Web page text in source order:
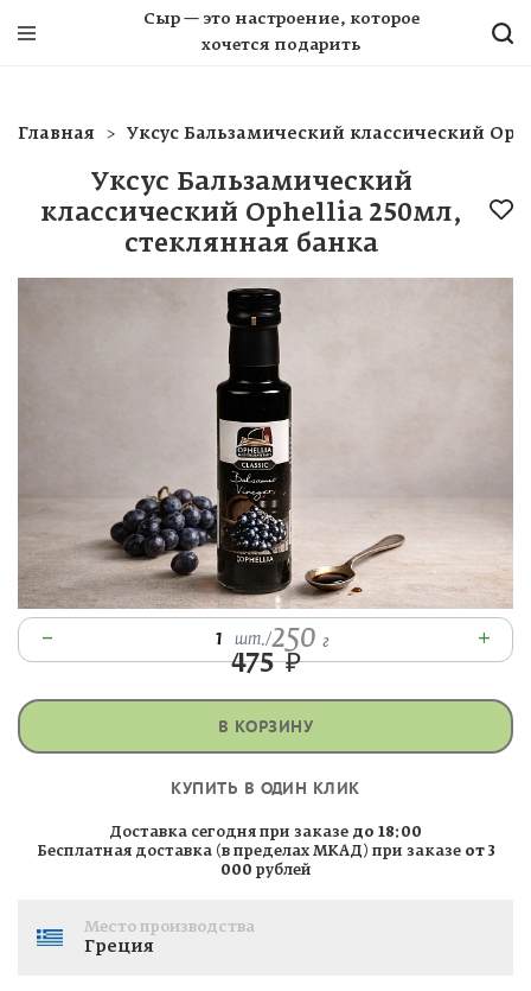
Сыр — это настроение, которое
хочется подарить
Главная Уксус Бальзамический классический
Уксус Бальзамический
классический Ophellia 250мл,
cтеклянная банка
– 1 шт. /250 г +
475₽
В КОРЗИНУ
КУПИТЬ В ОДИН КЛИК
Доставка сегодня при заказе до 18:00
Бесплатная доставка (в пределах МКАД) при заказе от 3
000 рублей
Место производства
Греция